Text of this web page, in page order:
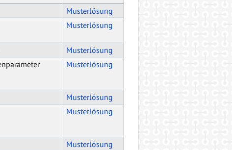
Musterlösung
Musterlösung
Musterlösung
Musterlösung
Musterlösung
Musterlösung
Musterlösung